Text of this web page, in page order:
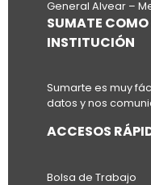
General Alvear –
SUMATE
INSTITUCIÓN
Sumarte es muy
datos y nos
ACCESOS
Bolsa de Trabajo